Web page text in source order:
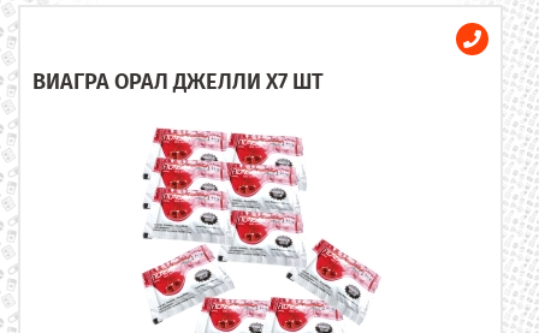
ВИАГРА ОРАЛ ДЖЕЛЛИ X7 ШТ